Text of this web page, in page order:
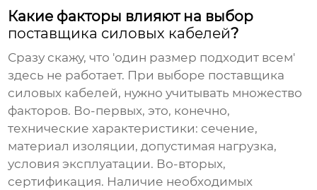
Какие факторы влияют на выбор
поставщика силовых кабелей?
Сразу скажу, что 'один размер подходит всем'
здесь не работает. При выборе поставщика
силовых кабелей, нужно учитывать множество
факторов. Во-первых, это, конечно,
технические характеристики: сечение,
материал изоляции, допустимая нагрузка,
условия эксплуатации. Во-вторых,
сертификация. Наличие необходимых